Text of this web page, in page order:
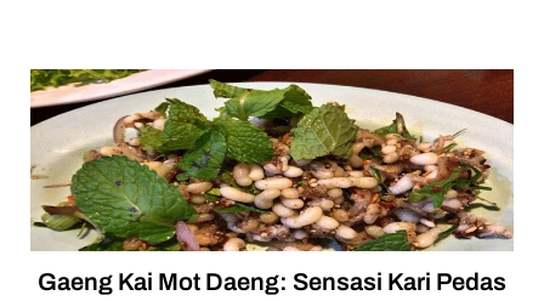
Gaeng Kai Mot Daeng: Sensasi Kari Pedas